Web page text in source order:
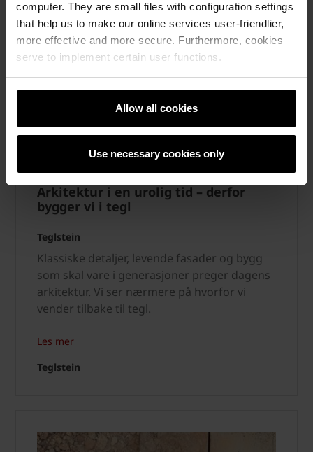
computer. They are small files with configuration settings
that help us to make our online services user-friendlier,
more effective and more secure. Furthermore, cookies
serve to implement certain user functions.
Allow all cookies
Use necessary cookies only
Arkitektur i en urolig tid – derfor
bygger vi i tegl
Teglstein
Klassiske detaljer, levende fasader og bygg
som skal vare i generasjoner preger dagens
arkitektur. Vi ser nærmere på hvorfor vi
vender tilbake til tegl.
Les mer
Teglstein